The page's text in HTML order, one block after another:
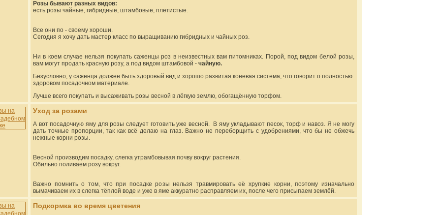
Розы бывают разных видов:
есть розы чайные, гибридные, штамбовые, плетистые.
Все они по - своему хороши.
Сегодня я хочу дать мастер класс по выращиванию гибридных и чайных роз.
Ни в коем случае нельзя покупать саженцы роз в неизвестных вам питомниках. Порой, под видом белой розы,
вам могут продать красную розу, а под видом штамбовой - чайную.
Безусловно, у саженца должен быть здоровый вид и хорошо развитая коневая система, что говорит о полностью
здоровом посадочном материале.
Лучше всего покупать и высаживать розы весной в лёгкую землю, обогащённую торфом.
Уход за розами
А вот посадочную яму для розы следует готовить уже весной. В яму укладывают песок, торф и навоз. Я не могу
дать точные пропорции, так как всё делаю на глаз. Важно не переборщить с удобрениями, что бы не обжечь
нежные корни розы.
Весной производим посадку, слегка утрамбовывая почву вокруг растения.
Обильно поливаем розу вокруг.
Важно помнить о том, что при посадке розы нельзя травмировать её хрупкие корни, поэтому изначально
вымачиваем их в слегка тёплой воде и уже в яме аккуратно расправляем их, после чего присыпаем землёй.
Подкормка во время цветения